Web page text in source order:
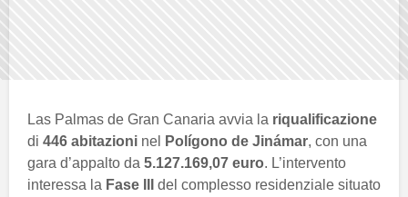
Las Palmas de Gran Canaria avvia la riqualificazione
di 446 abitazioni nel Polígono de Jinámar, con una
gara d’appalto da 5.127.169,07 euro. L’intervento
interessa la Fase III
del complesso residenziale situato